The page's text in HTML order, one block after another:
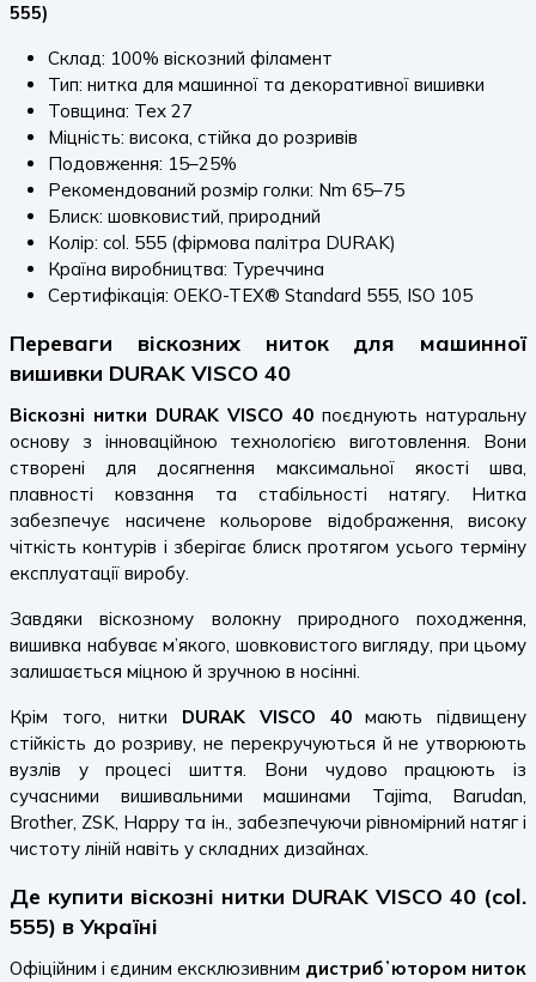
555)
Склад: 100% віскозний філамент
Тип: нитка для машинної та декоративної вишивки
Товщина: Tex 27
Міцність: висока, стійка до розривів
Подовження: 15–25%
Рекомендований розмір голки: Nm 65–75
Блиск: шовковистий, природний
Колір: col. 555 (фірмова палітра DURAK)
Країна виробництва: Туреччина
Сертифікація: OEKO-TEX® Standard 555, ISO 105
Переваги віскозних ниток для машинної
вишивки DURAK VISCO 40
Віскозні нитки DURAK VISCO 40 поєднують натуральну
основу з інноваційною технологією виготовлення. Вони
створені для досягнення максимальної якості шва,
плавності ковзання та стабільності натягу. Нитка
забезпечує насичене кольорове відображення, високу
чіткість контурів і зберігає блиск протягом усього терміну
експлуатації виробу.
Завдяки віскозному волокну природного походження,
вишивка набуває м’якого, шовковистого вигляду, при цьому
залишається міцною й зручною в носінні.
Крім того, нитки DURAK VISCO 40мають підвищену
стійкість до розриву, не перекручуються й не утворюють
вузлів у процесі шиття. Вони чудово працюють із
сучасними вишивальними машинами Tajima, Barudan,
Brother, ZSK, Happy та ін., забезпечуючи рівномірний натяг і
чистоту ліній навіть у складних дизайнах.
Де купити віскозні нитки DURAK VISCO 40 (col.
555) в Україні
Офіційним і єдиним ексклюзивним дистрибʼютором ниток